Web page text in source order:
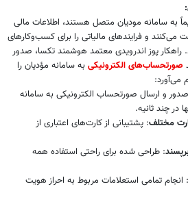
به سامانه مودیان متصل هستند، اطلاعات مالی
می‌کنند و فرایندهای مالیاتی را برای کسب‌وکارهای
پوز اندرویدی معتمد هوشمند تکسا، صدور
صورتحساب‌های الکترونیکی به سامانه مؤدیان را
می‌آورد:
و ارسال صورتحساب الکترونیکی به سامانه
در چند ثانیه.
مختلف: پشتیبانی از کارت‌های اعتباری از
: طراحی شده برای راحتی استفاده همه
: انجام تمامی استعلامات مربوط به احراز هویت